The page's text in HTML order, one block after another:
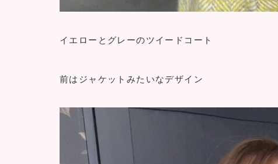
イエローとグレーのツイードコート
前はジャケットみたいなデザイン